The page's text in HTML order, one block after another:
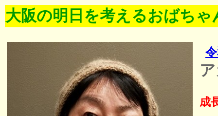
大阪の明日を考えるおばちゃ
成